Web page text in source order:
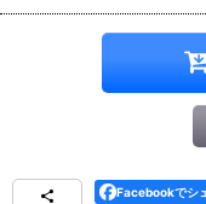
Facebookでシ